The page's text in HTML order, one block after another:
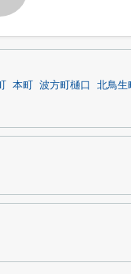
本町 波方町樋口
北鳥生